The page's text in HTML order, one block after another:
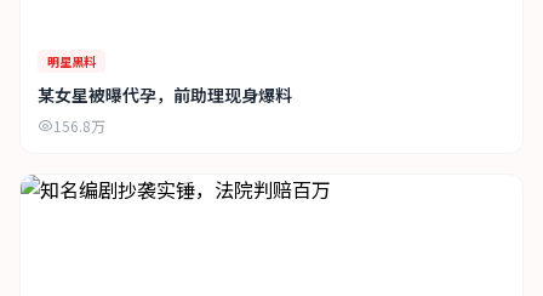
明星黑料
某女星被曝代孕，前助理现身爆料
156.8万